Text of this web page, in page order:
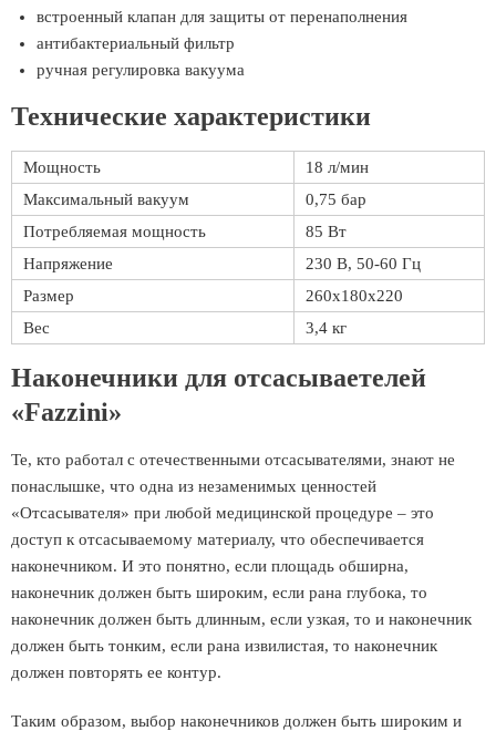
встроенный клапан для защиты от перенаполнения
антибактериальный фильтр
ручная регулировка вакуума
Технические характеристики
Мощность
18 л/мин
Максимальный вакуум
0,75 бар
Потребляемая мощность
85 Вт
Напряжение
230 В, 50-60 Гц
Размер
260х180х220
Вес
3,4 кг
Наконечники для отсасываетелей
«Fazzini»
Те, кто работал с отечественными отсасывателями, знают не
понаслышке, что одна из незаменимых ценностей
«Отсасывателя» при любой медицинской процедуре – это
доступ к отсасываемому материалу, что обеспечивается
наконечником. И это понятно, если площадь обширна,
наконечник должен быть широким, если рана глубока, то
наконечник должен быть длинным, если узкая, то и наконечник
должен быть тонким, если рана извилистая, то наконечник
должен повторять ее контур.
Таким образом, выбор наконечников должен быть широким и